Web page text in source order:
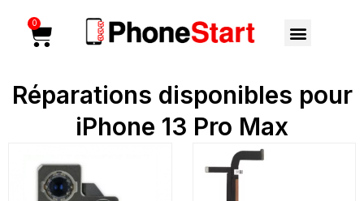
contenu
Menu
0 Cart
Réparations disponibles pour
iPhone 13 Pro Max
initial